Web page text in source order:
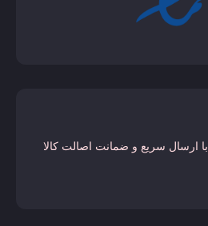
ارسال سریع و ضمانت اصالت کالا